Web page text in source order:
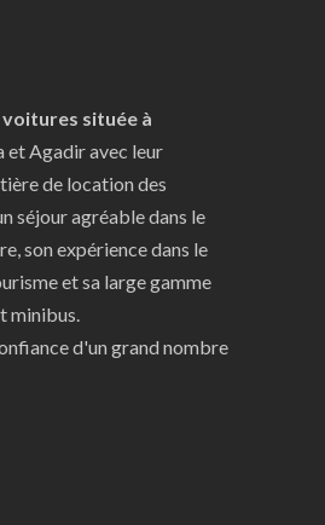
située à
et Agadir avec leur
de location des
séjour agréable dans le
son expérience dans le
et sa large gamme
minibus.
d'un grand nombre